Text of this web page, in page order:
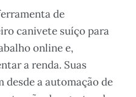
de
canivete suíço para
online e,
a renda. Suas
desde a automação de